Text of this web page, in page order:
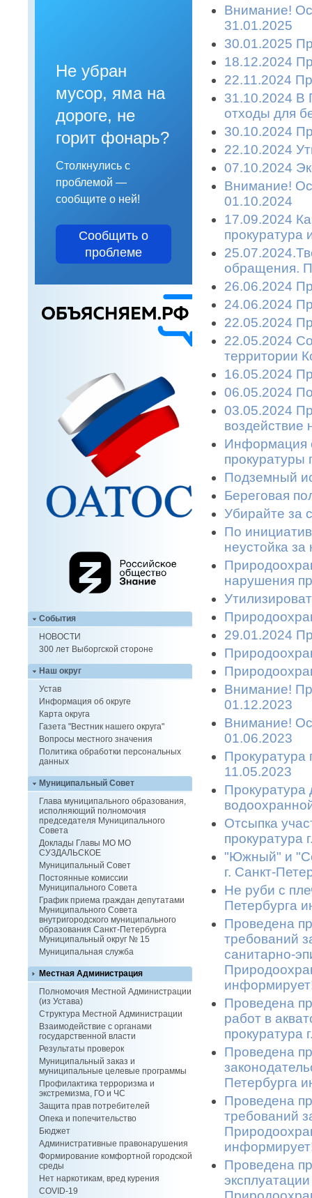
Не убран
мусор, яма на
дороге, не
горит фонарь?
Столкнулись с
проблемой —
сообщите о ней!
Сообщить о
проблеме
События
НОВОСТИ
300 лет Выборгской стороне
Наш округ
Устав
Информация об округе
Карта округа
Газета "Вестник нашего округа"
Вопросы местного значения
Политика обработки персональных
данных
Муниципальный Совет
Глава муниципального образования,
исполняющий полномочия
председателя Муниципального
Совета
Доклады Главы МО МО
СУЗДАЛЬСКОЕ
Муниципальный Совет
Постоянные комиссии
Муниципального Совета
График приема граждан депутатами
Муниципального Совета
внутригородского муниципального
образования Санкт-Петербурга
Муниципальный округ № 15
Муниципальная служба
Местная Администрация
Полномочия Местной Администрации
(из Устава)
Структура Местной Администрации
Взаимодействие с органами
государственной власти
Результаты проверок
Муниципальный заказ и
муниципальные целевые программы
Профилактика терроризма и
экстремизма, ГО и ЧС
Защита прав потребителей
Опека и попечительство
Бюджет
Административные правонарушения
Формирование комфортной городской
среды
Нет наркотикам, вред курения
COVID-19
Внимание!
31.01.2025
30.01.2025
18.12.2024
22.11.2024
31.10.2024 В
отходы для
30.10.2024
22.10.2024
07.10.2024
Внимание!
01.10.2024
17.09.2024
прокуратура
обращения.
26.06.2024
24.06.2024
22.05.2024
22.05.2024
территории
16.05.2024
06.05.2024
03.05.2024
воздействие
Информация
прокуратуры
Подземный
Береговая
Убирайте за
По
неустойка
нарушения
29.01.2024
Внимание!
01.12.2023
Внимание!
01.06.2023
Прокуратура
11.05.2023
Прокуратура
Отсыпка
прокуратура
"Южный" и
г. Санкт-
Не руби с
Петербурга
Проведена
требований
санитарно-
Проведена
работ в
прокуратура
Проведена
Петербурга
Проведена
требований
Проведена